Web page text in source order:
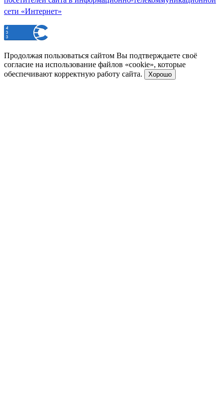
сети «Интернет»
Продолжая пользоваться сайтом Вы подтверждаете своё
согласие на использование файлов «cookie», которые
обеспечивают корректную работу сайта.
Хорошо